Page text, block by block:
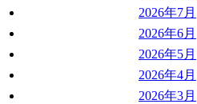
2026年7月
2026年6月
2026年5月
2026年4月
2026年3月